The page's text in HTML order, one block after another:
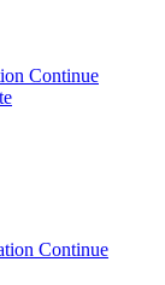
Continue
Continue